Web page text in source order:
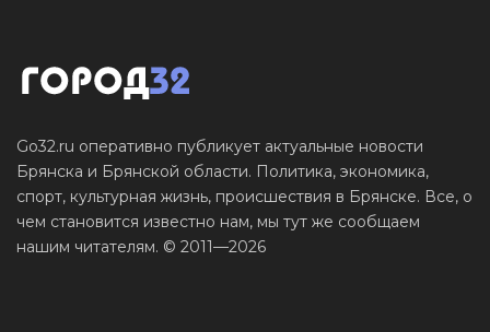
Go32.ru оперативно публикует актуальные новости
Брянска и Брянской области. Политика, экономика,
спорт, культурная жизнь, происшествия в Брянске. Все, о
чем становится известно нам, мы тут же сообщаем
нашим читателям. © 2011—2026